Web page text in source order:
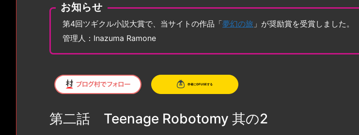
お知らせ
第4回ツギクル小説大賞で、当サイトの作品「夢幻の旅 」が奨励賞を受賞しました。
管理人：Inazuma Ramone
第二話 Teenage Robotomy 其の2